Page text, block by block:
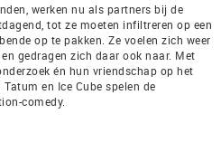
werken nu als partners bij de
tot ze moeten infiltreren op een
op te pakken. Ze voelen zich weer
gedragen zich daar ook naar. Met
én hun vriendschap op het
en Ice Cube spelen de
comedy.